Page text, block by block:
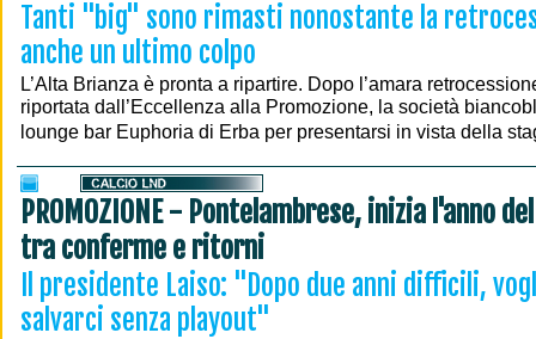
Tanti "big" sono rimasti nonostante la
anche un ultimo colpo
L’Alta Brianza è pronta a ripartire. Dopo l’amara
riportata dall’Eccellenza alla Promozione, la società
lounge bar Euphoria di Erba per presentarsi in vista della
PROMOZIONE - Pontelambrese, inizia l'anno
tra conferme e ritorni
Il presidente Laiso: "Dopo due anni difficili,
salvarci senza playout"